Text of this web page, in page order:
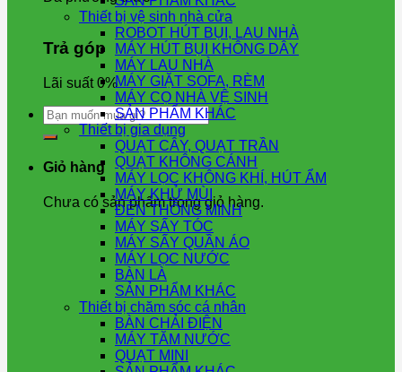
Trả góp
Lãi suất 0%
Tìm
kiếm:
Giỏ hàng
Chưa có sản phẩm trong giỏ hàng.
Thiết bị vệ sinh nhà cửa
ROBOT HÚT BỤI, LAU NHÀ
MÁY HÚT BỤI KHÔNG DÂY
MÁY LAU NHÀ
MÁY GIẶT SOFA, RÈM
MÁY CỌ NHÀ VỆ SINH
SẢN PHẨM KHÁC
Thiết bị gia dụng
QUẠT CÂY, QUẠT TRẦN
QUẠT KHÔNG CÁNH
MÁY LỌC KHÔNG KHÍ, HÚT ẨM
MÁY KHỬ MÙI
ĐÈN THÔNG MINH
MÁY SẤY TÓC
MÁY SẤY QUẦN ÁO
MÁY LỌC NƯỚC
BÀN LÀ
SẢN PHẨM KHÁC
Thiết bị chăm sóc cá nhân
BÀN CHẢI ĐIỆN
MÁY TĂM NƯỚC
QUẠT MINI